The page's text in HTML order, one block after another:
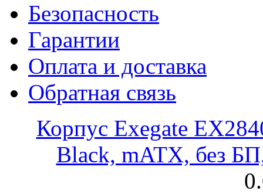
Безопасность
Гарантии
Оплата и доставка
Обратная связь
Корпус Exegate
Black, mATX, без